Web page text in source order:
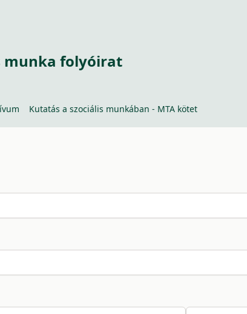
munka folyóirat
Kutatás a szociális munkában - MTA kötet